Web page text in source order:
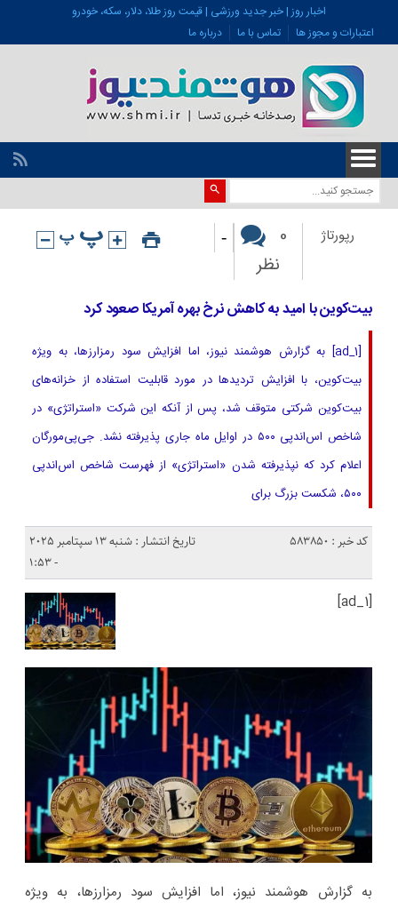
اخبار روز | خبر جدید ورزشی | قیمت روز طلا، دلار، سکه، خودرو
اعتبارات و مجوز ها
تماس با ما درباره ما
رپورتاژ
0
نظر
-
بیت‌کوین با امید به کاهش نرخ بهره آمریکا صعود کرد
[ad_1] به گزارش هوشمند نیوز، اما افزایش سود رمزارزها، به ویژه
بیت‌کوین، با افزایش تردیدها در مورد قابلیت استفاده از خزانه‌های
بیت‌کوین شرکتی متوقف شد، پس از آنکه این شرکت «استراتژی» در
شاخص اس‌اندپی ۵۰۰ در اوایل ماه جاری پذیرفته نشد. جی‌پی‌مورگان
اعلام کرد که نپذیرفته شدن «استراتژی» از فهرست شاخص اس‌اندپی
۵۰۰، شکست بزرگ برای
کد خبر : 583850
تاریخ انتشار : شنبه 13 سپتامبر 2025
- 1:53
[ad_1]
به گزارش هوشمند نیوز، اما افزایش سود رمزارزها، به ویژه